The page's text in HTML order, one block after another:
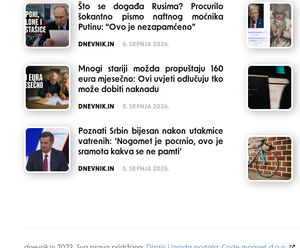
Što se događa Rusima? Procurilo
šokantno pismo naftnog moćnika
Putinu: “Ovo je nezapamćeno”
POSTED
DNEVNIK.IN 6. SRPNJA 2026.
Mnogi stariji možda propuštaju 160
eura mjesečno: Ovi uvjeti odlučuju tko
može dobiti naknadu
POSTED
DNEVNIK.IN 5. SRPNJA 2026.
Poznati Srbin bijesan nakon utakmice
vatrenih: ‘Nogomet je pocrnio, ovo je
sramota kakva se ne pamti’
POSTED
DNEVNIK.IN 5. SRPNJA 2026.